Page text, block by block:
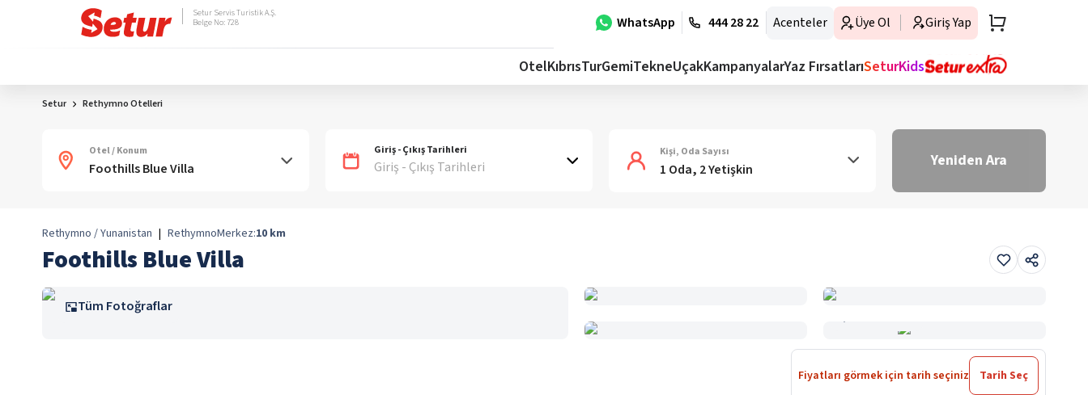
WhatsApp 444 28 22 Acenteler Üye Ol Giriş Yap
Setur Servis Turistik A.Ş.
Belge No: 728
OtelKıbrısTurGemiTekneUçakKampanyalarYaz FırsatlarıSeturKids
Setur Rethymno Otelleri
Otel / Konum Giriş - Çıkış Tarihleri
Giriş - Çıkış Tarihleri
Kişi, Oda Sayısı
1 Oda, 2 Yetişkin Yeniden Ara
Rethymno / Yunanistan | RethymnoMerkez:10 km
Foothills Blue Villa
Tüm Fotoğraflar
Fiyatları görmek için tarih seçiniz Tarih Seç